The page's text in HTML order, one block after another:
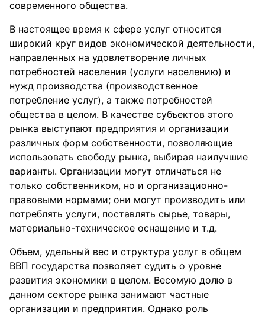
современного общества.
В настоящее время к сфере услуг относится
широкий круг видов экономической деятельности,
направленных на удовлетворение личных
потребностей населения (услуги населению) и
нужд производства (производственное
потребление услуг), а также потребностей
общества в целом. В качестве субъектов этого
рынка выступают предприятия и организации
различных форм собственности, позволяющие
использовать свободу рынка, выбирая наилучшие
варианты. Организации могут отличаться не
только собственником, но и организационно-
правовыми нормами; они могут производить или
потреблять услуги, поставлять сырье, товары,
материально-техническое оснащение и т.д.
Объем, удельный вес и структура услуг в общем
ВВП государства позволяет судить о уровне
развития экономики в целом. Весомую долю в
данном секторе рынка занимают частные
организации и предприятия. Однако роль